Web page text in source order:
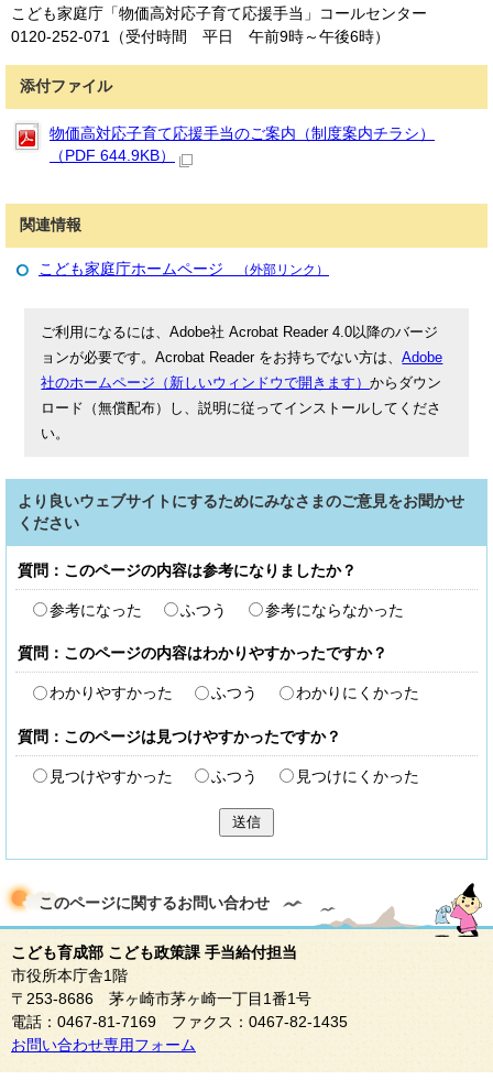
こども家庭庁「物価高対応子育て応援手当」コールセンター
0120-252-071（受付時間 平日 午前9時～午後6時）
添付ファイル
物価高対応子育て応援手当のご案内（制度案内チラシ）
（PDF 644.9KB）
関連情報
こども家庭庁ホームページ （外部リンク）
ご利用になるには、Adobe社 Acrobat Reader 4.0以降のバージ
ョンが必要です。Acrobat Reader をお持ちでない方は、Adobe
社のホームページ（新しいウィンドウで開きます）からダウン
ロード（無償配布）し、説明に従ってインストールしてくださ
い。
より良いウェブサイトにするためにみなさまのご意見をお聞かせ
ください
質問：このページの内容は参考になりましたか？
参考になった ふつう 参考にならなかった
質問：このページの内容はわかりやすかったですか？
わかりやすかった ふつう わかりにくかった
質問：このページは見つけやすかったですか？
見つけやすかった ふつう 見つけにくかった
送信
このページに関するお問い合わせ
こども育成部 こども政策課 手当給付担当
市役所本庁舎1階
〒253-8686 茅ヶ崎市茅ヶ崎一丁目1番1号
電話：0467-81-7169 ファクス：0467-82-1435
お問い合わせ専用フォーム